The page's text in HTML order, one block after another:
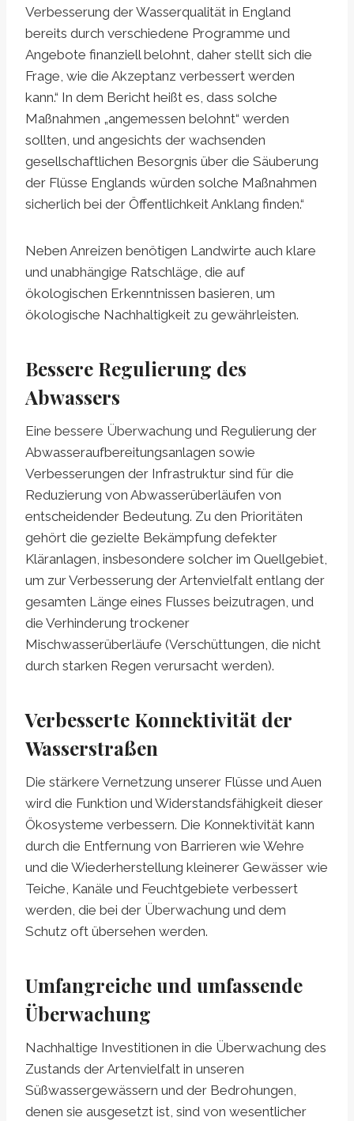
Verbesserung der Wasserqualität in England
bereits durch verschiedene Programme und
Angebote finanziell belohnt, daher stellt sich die
Frage, wie die Akzeptanz verbessert werden
kann.“ In dem Bericht heißt es, dass solche
Maßnahmen „angemessen belohnt“ werden
sollten, und angesichts der wachsenden
gesellschaftlichen Besorgnis über die Säuberung
der Flüsse Englands würden solche Maßnahmen
sicherlich bei der Öffentlichkeit Anklang finden.“
Neben Anreizen benötigen Landwirte auch klare
und unabhängige Ratschläge, die auf
ökologischen Erkenntnissen basieren, um
ökologische Nachhaltigkeit zu gewährleisten.
Bessere Regulierung des
Abwassers
Eine bessere Überwachung und Regulierung der
Abwasseraufbereitungsanlagen sowie
Verbesserungen der Infrastruktur sind für die
Reduzierung von Abwasserüberläufen von
entscheidender Bedeutung. Zu den Prioritäten
gehört die gezielte Bekämpfung defekter
Kläranlagen, insbesondere solcher im Quellgebiet,
um zur Verbesserung der Artenvielfalt entlang der
gesamten Länge eines Flusses beizutragen, und
die Verhinderung trockener
Mischwasserüberläufe (Verschüttungen, die nicht
durch starken Regen verursacht werden).
Verbesserte Konnektivität der
Wasserstraßen
Die stärkere Vernetzung unserer Flüsse und Auen
wird die Funktion und Widerstandsfähigkeit dieser
Ökosysteme verbessern. Die Konnektivität kann
durch die Entfernung von Barrieren wie Wehre
und die Wiederherstellung kleinerer Gewässer wie
Teiche, Kanäle und Feuchtgebiete verbessert
werden, die bei der Überwachung und dem
Schutz oft übersehen werden.
Umfangreiche und umfassende
Überwachung
Nachhaltige Investitionen in die Überwachung des
Zustands der Artenvielfalt in unseren
Süßwassergewässern und der Bedrohungen,
denen sie ausgesetzt ist, sind von wesentlicher